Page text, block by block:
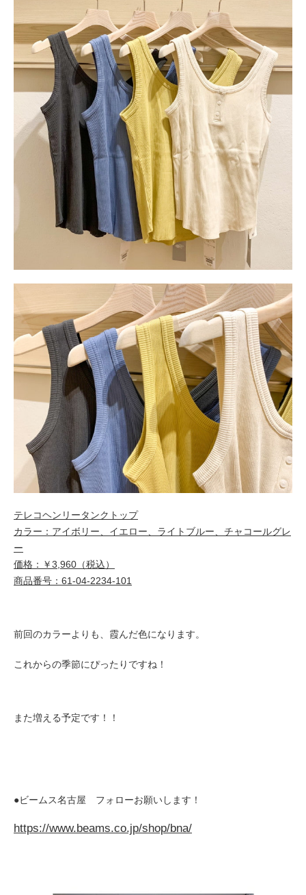
テレコヘンリータンクトップ
カラー：アイボリー、イエロー、ライトブルー、チャコールグレ
ー
価格：￥3,960（税込）
商品番号：61-04-2234-101
前回のカラーよりも、霞んだ色になります。
これからの季節にぴったりですね！
また増える予定です！！
●ビームス名古屋 フォローお願いします！
https://www.beams.co.jp/shop/bna/